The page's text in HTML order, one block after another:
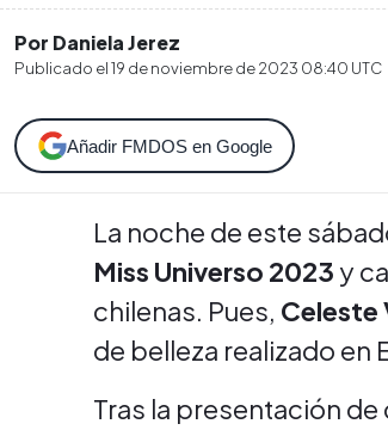
Por Daniela Jerez
Publicado el19 de noviembre de 2023 08:40 UTC
Añadir FMDOS en Google
La noche de este
Miss Universo 2023 y
chilenas. Pues, Celeste
de belleza realizado en
Tras la presentación de